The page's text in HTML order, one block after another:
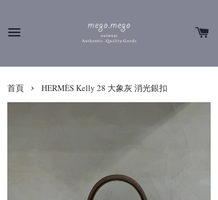
首頁 › HERMÈS Kelly 28 大象灰 消光銀扣